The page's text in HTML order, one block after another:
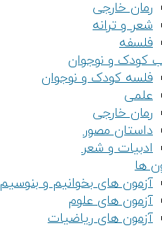
رمان خارجی
شعر و ترانه
فلسفه
کودک و نوجوان
فلسه کودک و نوجوان
علمی
رمان خارجی
داستان مصور
ادبیات و شعر
ها
آزمون های بخوانیم و بنوسیم
آزمون های علوم
آزمون های ریاضیات